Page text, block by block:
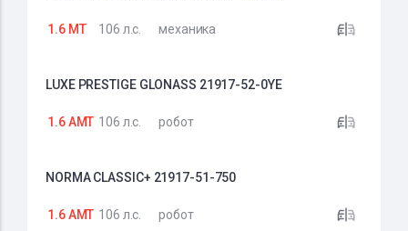
1.6 MT 106 л.с. механика
LUXE PRESTIGE GLONASS 21917-52-0YE
1.6 AMT 106 л.с. робот
NORMA CLASSIC+ 21917-51-750
1.6 AMT 106 л.с. робот